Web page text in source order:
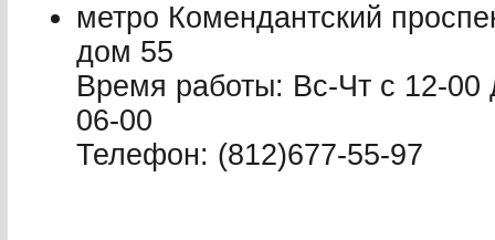
метро Комендантский
дом 55
Время работы: Вс-Чт с 12-
06-00
Телефон: (812)677-55-97